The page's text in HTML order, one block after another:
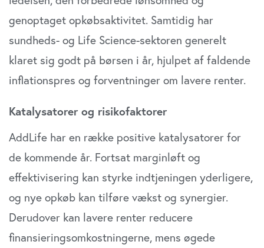
genoptaget opkøbsaktivitet. Samtidig har
sundheds- og Life Science-sektoren generelt
klaret sig godt på børsen i år, hjulpet af faldende
inflationspres og forventninger om lavere renter.
Katalysatorer og risikofaktorer
AddLife har en række positive katalysatorer for
de kommende år. Fortsat marginløft og
effektivisering kan styrke indtjeningen yderligere,
og nye opkøb kan tilføre vækst og synergier.
Derudover kan lavere renter reducere
finansieringsomkostningerne, mens øgede